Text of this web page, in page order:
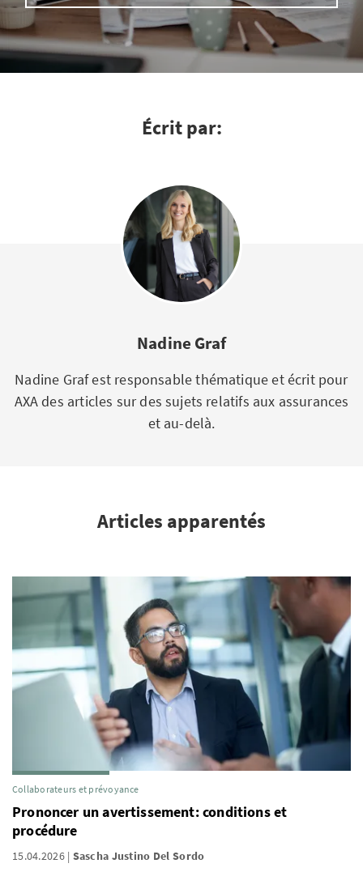
Écrit par:
Nadine Graf
Nadine Graf est responsable thématique et écrit pour
AXA des articles sur des sujets relatifs aux assurances
et au-delà.
Articles apparentés
Collaborateurs et prévoyance
Prononcer un avertissement: conditions et
procédure
15.04.2026 Sascha Justino Del Sordo